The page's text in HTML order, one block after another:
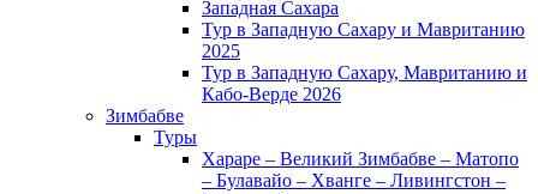
Западная Сахара
Тур в Западную Сахару и Мавританию
2025
Тур в Западную Сахару, Мавританию и
Кабо-Верде 2026
Зимбабве
Туры
Хараре – Великий Зимбабве – Матопо
– Булавайо – Хванге – Ливингстон –